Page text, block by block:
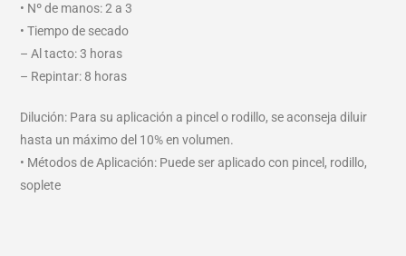
• Nº de manos: 2 a 3
• Tiempo de secado
– Al tacto: 3 horas
– Repintar: 8 horas
Dilución: Para su aplicación a pincel o rodillo, se aconseja diluir
hasta un máximo del 10% en volumen.
• Métodos de Aplicación: Puede ser aplicado con pincel, rodillo,
soplete